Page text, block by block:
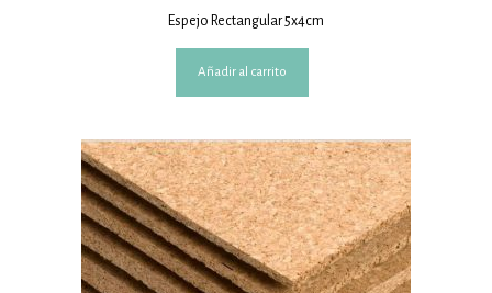
Espejo Rectangular 5x4cm
Añadir al carrito